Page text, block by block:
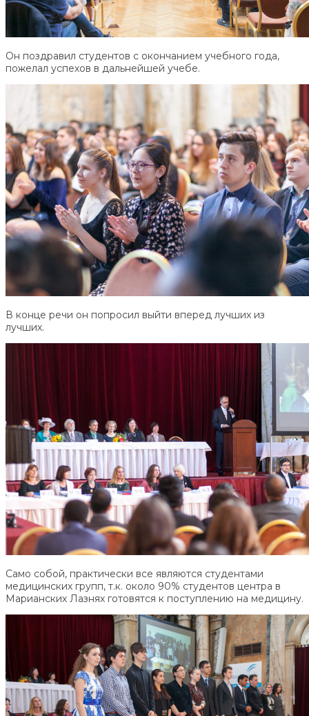
Он поздравил студентов с окончанием учебного года,
пожелал успехов в дальнейшей учебе.
В конце речи он попросил выйти вперед лучших из
лучших.
Само собой, практически все являются студентами
медицинских групп, т.к. около 90% студентов центра в
Марианских Лазнях готовятся к поступлению на медицину.